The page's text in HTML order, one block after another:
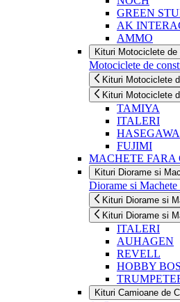
GREEN
AK
AMMO
Kituri Motociclete
Motociclete de
Kituri Motociclete
Kituri Motociclete
TAMIYA
ITALERI
HASEGAWA
FUJIMI
MACHETE FARA
Kituri Diorame si
Diorame si Machete
Kituri Diorame si
Kituri Diorame si
ITALERI
AUHAGEN
REVELL
HOBBY
Kituri Camioane de